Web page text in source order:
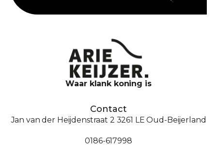
Waar klank koning is
Contact
Jan van der Heijdenstraat 2 3261 LE Oud-Beijerland
0186-617998